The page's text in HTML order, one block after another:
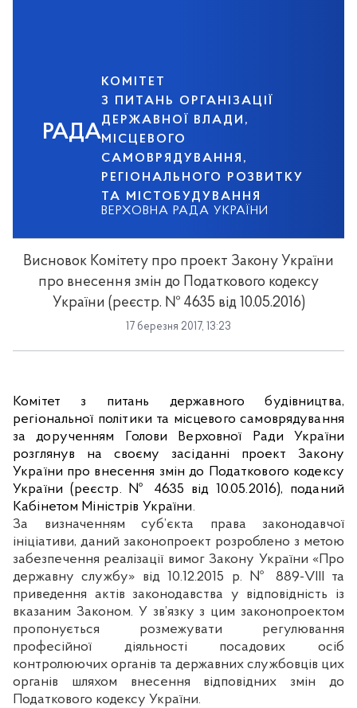
РАДА
КОМІТЕТ
З ПИТАНЬ ОРГАНІЗАЦІЇ
ДЕРЖАВНОЇ ВЛАДИ,
МІСЦЕВОГО
САМОВРЯДУВАННЯ,
РЕГІОНАЛЬНОГО РОЗВИТКУ
ТА МІСТОБУДУВАННЯ
ВЕРХОВНА РАДА УКРАЇНИ
Висновок Комітету про проект Закону України
про внесення змін до Податкового кодексу
України (реєстр. № 4635 від 10.05.2016)
17 березня 2017, 13:23
Комітет з питань державного будівництва,
регіональної політики та місцевого самоврядування
за дорученням Голови Верховної Ради України
розглянув на своєму засіданні проект Закону
України про внесення змін до Податкового кодексу
України (реєстр. № 4635 від 10.05.2016), поданий
Кабінетом Міністрів України.
За визначенням суб’єкта права законодавчої
ініціативи, даний законопроект розроблено з метою
забезпечення реалізації вимог Закону України «Про
державну службу» від 10.12.2015 р. № 889-VIII та
приведення актів законодавства у відповідність із
вказаним Законом. У зв’язку з цим законопроектом
пропонується розмежувати регулювання
професійної діяльності посадових осіб
контролюючих органів та державних службовців цих
органів шляхом внесення відповідних змін до
Податкового кодексу України.